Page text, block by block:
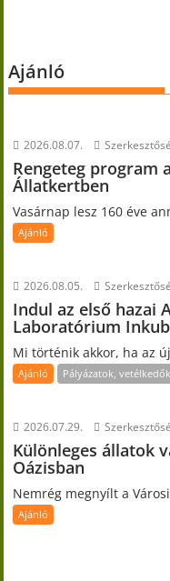
Ajánló
2026.08.07.
Rengeteg program
Állatkertben
Vasárnap lesz 160 éve
Ajánló
2026.08.05.
Indul az első hazai
Laboratórium
Mi történik akkor, ha az
Ajánló Pályázatok, vetélkedők
2026.07.29.
Különleges állatok
Oázisban
Nemrég megnyílt a
Ajánló